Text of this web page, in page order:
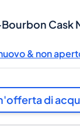
Cask
& non
di